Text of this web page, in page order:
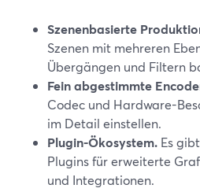
Szenenbasierte
Szenen mit mehreren
Übergängen und Filtern
Fein abgestimmte
Codec und Hardware-
im Detail einstellen.
Plugin-Ökosystem. Es
Plugins für erweiterte
und Integrationen.